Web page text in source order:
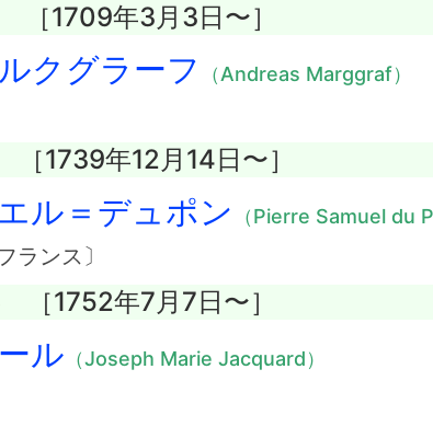
［1709年3月3日〜］
クグラーフ （Andreas Marggraf）
［1739年12月14日〜］
ル＝デュポン （Pierre Samuel du
ランス〕
［1752年7月7日〜］
ル （Joseph Marie Jacquard）